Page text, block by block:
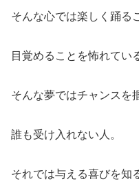
そんな心では楽しく踊る
目覚めることを怖れてい
そんな夢ではチャンスを
誰も受け入れない人。
それでは与える喜びを知